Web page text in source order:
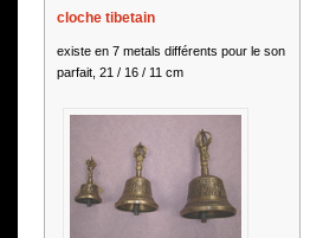
cloche tibetain
existe en 7 metals différents pour le son
parfait, 21 / 16 / 11 cm